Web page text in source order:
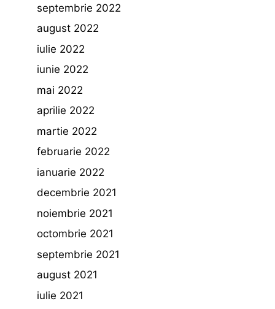
septembrie 2022
august 2022
iulie 2022
iunie 2022
mai 2022
aprilie 2022
martie 2022
februarie 2022
ianuarie 2022
decembrie 2021
noiembrie 2021
octombrie 2021
septembrie 2021
august 2021
iulie 2021